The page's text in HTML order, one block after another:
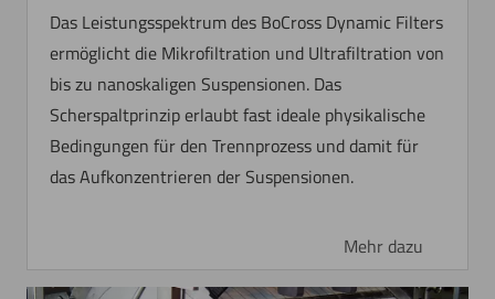
Das Leistungsspektrum des BoCross Dynamic Filters
ermöglicht die Mikrofiltration und Ultrafiltration von
bis zu nanoskaligen Suspensionen. Das
Scherspaltprinzip erlaubt fast ideale physikalische
Bedingungen für den Trennprozess und damit für
das Aufkonzentrieren der Suspensionen.
Mehr dazu